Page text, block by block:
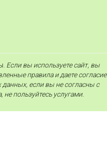
Если вы используете сайт, вы
правила и даете согласие
если вы не согласны с
пользуйтесь услугами.